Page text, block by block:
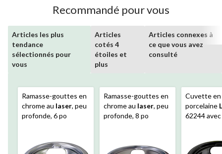
Recommandé pour vous
Articles les plus
tendance
sélectionnés pour
vous
Articles
cotés 4
étoiles et
plus
Articles connexes à
ce que vous avez
consulté
Ramasse-gouttes en
chrome au laser, peu
profonde, 6 po
Ramasse-gouttes en
chrome au laser, peu
profonde, 8 po
Cuvette en
porcelaine
62244